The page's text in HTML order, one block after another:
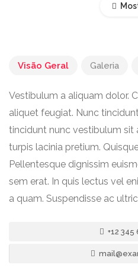
Visão Geral Galeria
Vestibulum a aliquam dolor.
aliquet feugiat. Nunc
tincidunt nunc vestibulum sit
turpis lacinia pretium.
Pellentesque dignissim
sem erat. In quis lectus vel
a quam. Suspendisse ac
+12 345